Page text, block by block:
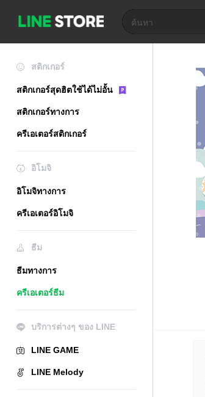
สติกเกอร์
สติกเกอร์สุดฮิตใช้ได้ไม่อั้น
สติกเกอร์ทางการ
ครีเอเตอร์สติกเกอร์
อิโมจิ
อิโมจิทางการ
ครีเอเตอร์อิโมจิ
ธีม
ธีมทางการ
ครีเอเตอร์ธีม
บริการต่างๆ ของ LINE
LINE GAME
LINE Melody